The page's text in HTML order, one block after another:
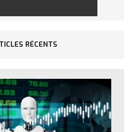
RÉCENTS